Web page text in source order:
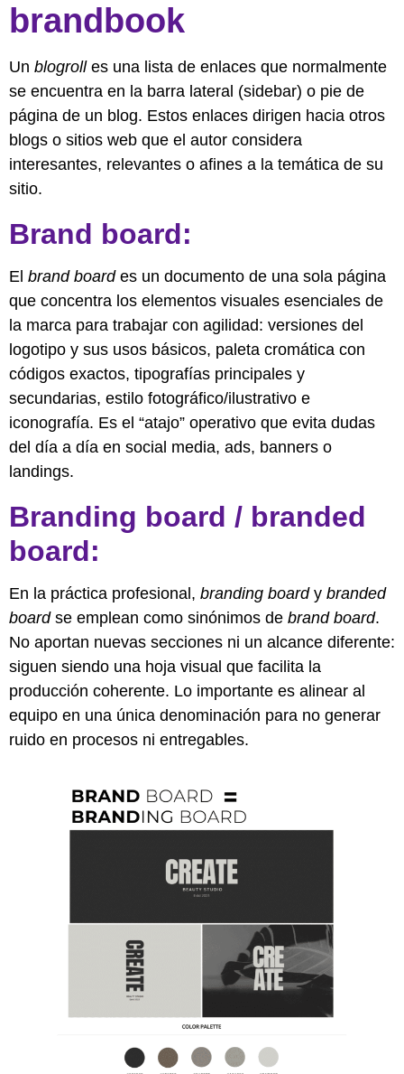
brandbook
Un blogrolles una lista de enlaces que normalmente
se encuentra en la barra lateral (sidebar) o pie de
página de un blog. Estos enlaces dirigen hacia otros
blogs o sitios web que el autor considera
interesantes, relevantes o afines a la temática de su
sitio.
Brand board:
El brand boardes un documento de una sola página
que concentra los elementos visuales esenciales de
la marca para trabajar con agilidad: versiones del
logotipo y sus usos básicos, paleta cromática con
códigos exactos, tipografías principales y
secundarias, estilo fotográfico/ilustrativo e
iconografía. Es el “atajo” operativo que evita dudas
del día a día en social media, ads, banners o
landings.
Branding board / branded
board:
En la práctica profesional, branding boardy branded
boardse emplean como sinónimos de brand board.
No aportan nuevas secciones ni un alcance diferente:
siguen siendo una hoja visual que facilita la
producción coherente. Lo importante es alinear al
equipo en una única denominación para no generar
ruido en procesos ni entregables.